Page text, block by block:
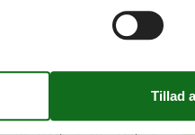
7 overnatninger